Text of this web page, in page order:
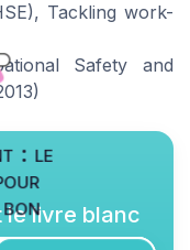
Tackling work-
Safety and
: le
le livre blanc